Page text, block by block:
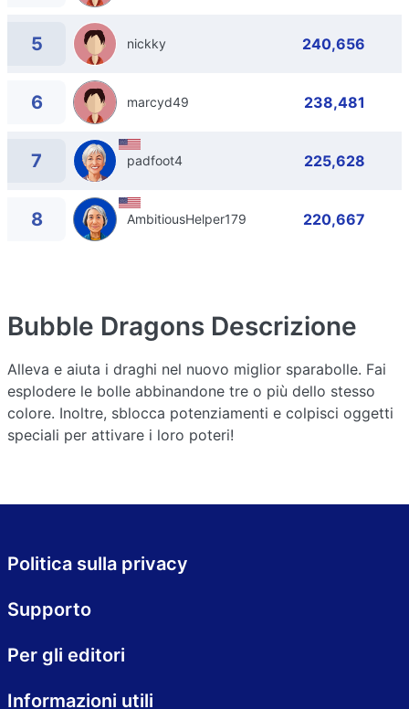
5 nickky 240,656
6 marcyd49 238,481
7 padfoot4 225,628
8 AmbitiousHelper179 220,667
Bubble Dragons Descrizione
Alleva e aiuta i draghi nel nuovo miglior sparabolle. Fai
esplodere le bolle abbinandone tre o più dello stesso
colore. Inoltre, sblocca potenziamenti e colpisci oggetti
speciali per attivare i loro poteri!
Politica sulla privacy
Supporto
Per gli editori
Informazioni utili